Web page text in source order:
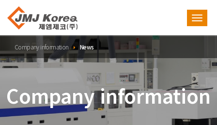
Company information News
Company information